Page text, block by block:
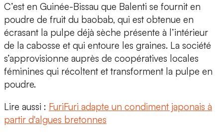
C’est en Guinée-Bissau que Balenti se fournit en
poudre de fruit du baobab, qui est obtenue en
écrasant la pulpe déjà sèche présente à l’intérieur
de la cabosse et qui entoure les graines. La société
s’approvisionne auprès de coopératives locales
féminines qui récoltent et transforment la pulpe en
poudre.
Lire aussi : FuriFuri adapte un condiment japonais à
partir d'algues bretonnes